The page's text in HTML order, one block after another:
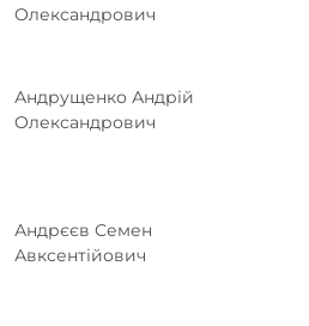
Олександрович
Андрущенко Андрій
Олександрович
Андрєєв Семен
Авксентійович